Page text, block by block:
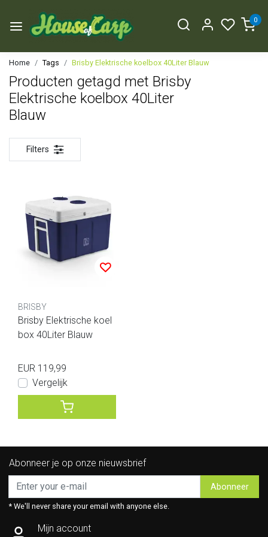
0
Home Tags Brisby Elektrische koelbox 40Liter Blauw
Producten getagd met Brisby
Elektrische koelbox 40Liter
Blauw
Filters
BRISBY
Brisby Elektrische koel
box 40Liter Blauw
EUR 119,99
Vergelijk
Abonneer je op onze nieuwsbrief
Abonneer
* We'll never share your email with anyone else.
Mijn account